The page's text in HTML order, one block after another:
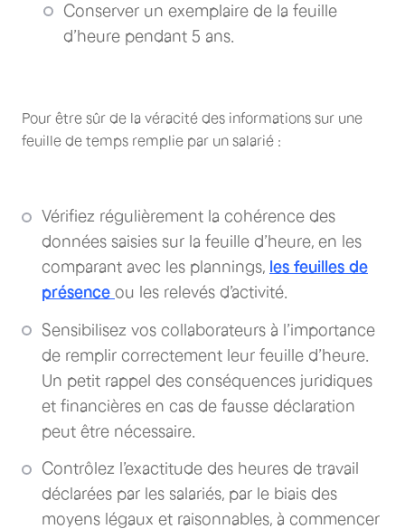
Conserver un exemplaire de la feuille
d’heure pendant 5 ans.
Pour être sûr de la véracité des informations sur une
feuille de temps remplie par un salarié :
Vérifiez régulièrement la cohérence des
données saisies sur la feuille d’heure, en les
comparant avec les plannings, les feuilles de
présence ou les relevés d’activité.
Sensibilisez vos collaborateurs à l’importance
de remplir correctement leur feuille d’heure.
Un petit rappel des conséquences juridiques
et financières en cas de fausse déclaration
peut être nécessaire.
Contrôlez l’exactitude des heures de travail
déclarées par les salariés, par le biais des
moyens légaux et raisonnables, à commencer